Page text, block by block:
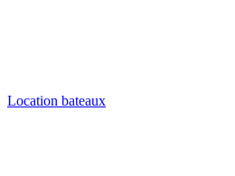
Location bateaux